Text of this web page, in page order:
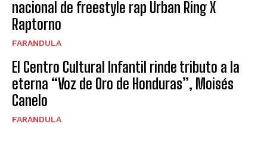
nacional de freestyle rap Urban Ring X
Raptorno
FARANDULA
El Centro Cultural Infantil rinde tributo a la
eterna “Voz de Oro de Honduras”, Moisés
Canelo
FARANDULA